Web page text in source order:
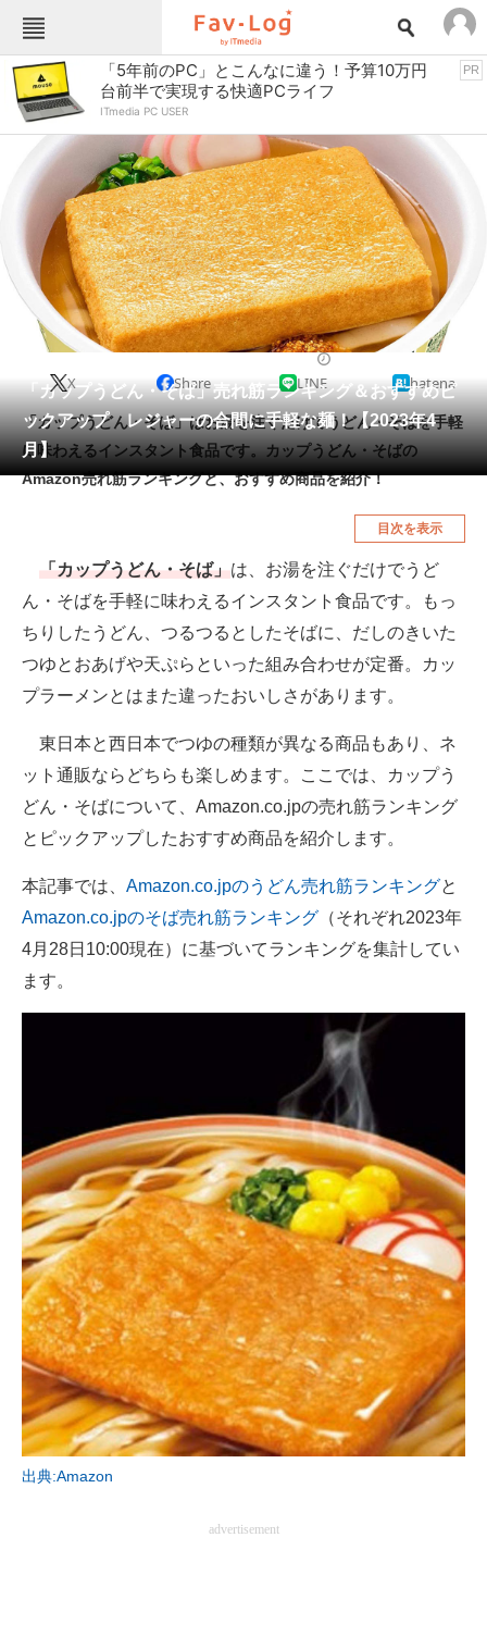
Fav-Logカテゴリー一覧
TOP アウトドア用品
インテリア・収納 おもちゃ・ホビー
カメラ キッチン家電
キッチン用品 ゲーム
コンテンツ・サービス スイーツ・お菓子
スポーツ・レジャー スマホ・携帯電話
パソコン・タブレット ファッション
ペット 家電
工具・DIY 本・DVD・CD
生活家電 生活用品
腕時計 車・バイク
釣り具・釣り用品 食品・飲料・お酒
食器・グラス・カトラリー
メディア
注目記事を集めた総合ページ
ITの今と未来を見通す
スマホと通信の最新トレンド
進化するPCとデバイスの未来
好きが集まる 比べて選べる
経営リーダーのコミュニティ
マーケ×ITの今がよく分かる
ITエンジニア向け専門サイト
企業向けIT製品の総合サイト
IT製品の技術・比較・事例
製造業のIT導入・活用を支援
モノづくり技術者専門サイト
エレクトロニクス専門サイト
エネルギーの専門メディア
「5年前のPC」とこんなに違う！予算10万円
台前半で実現する快適PCライフ
ITmedia PC USER
PR
「カップうどん・そば」売れ筋ランキング＆おすすめピ
ックアップ レジャーの合間に手軽な麺！【2023年4
月】
X Share LINE hatena
「カップうどん・そば」はお湯を注ぐだけでうどん・そばを手軽
に味わえるインスタント食品です。カップうどん・そばの
Amazon売れ筋ランキングと、おすすめ商品を紹介！
目次を表示
「カップうどん・そば」は、お湯を注ぐだけでうど
ん・そばを手軽に味わえるインスタント食品です。もっ
ちりしたうどん、つるつるとしたそばに、だしのきいた
つゆとおあげや天ぷらといった組み合わせが定番。カッ
プラーメンとはまた違ったおいしさがあります。
東日本と西日本でつゆの種類が異なる商品もあり、ネ
ット通販ならどちらも楽しめます。ここでは、カップう
どん・そばについて、Amazon.co.jpの売れ筋ランキング
とピックアップしたおすすめ商品を紹介します。
本記事では、 Amazon.co.jpのうどん売れ筋ランキングと
Amazon.co.jpのそば売れ筋ランキング （それぞれ2023年
4月28日10:00現在）に基づいてランキングを集計してい
ます。
出典:Amazon
advertisement